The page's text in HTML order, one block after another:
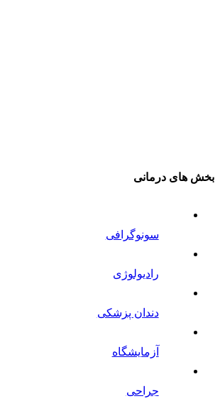
بخش های درمانی
سونوگرافی
رادیولوژی
دندان پزشکی
آزمایشگاه
جراحی